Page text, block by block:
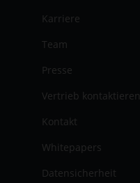
Karriere
Team
Presse
Vertrieb kontaktieren
Kontakt
Whitepapers
Datensicherheit